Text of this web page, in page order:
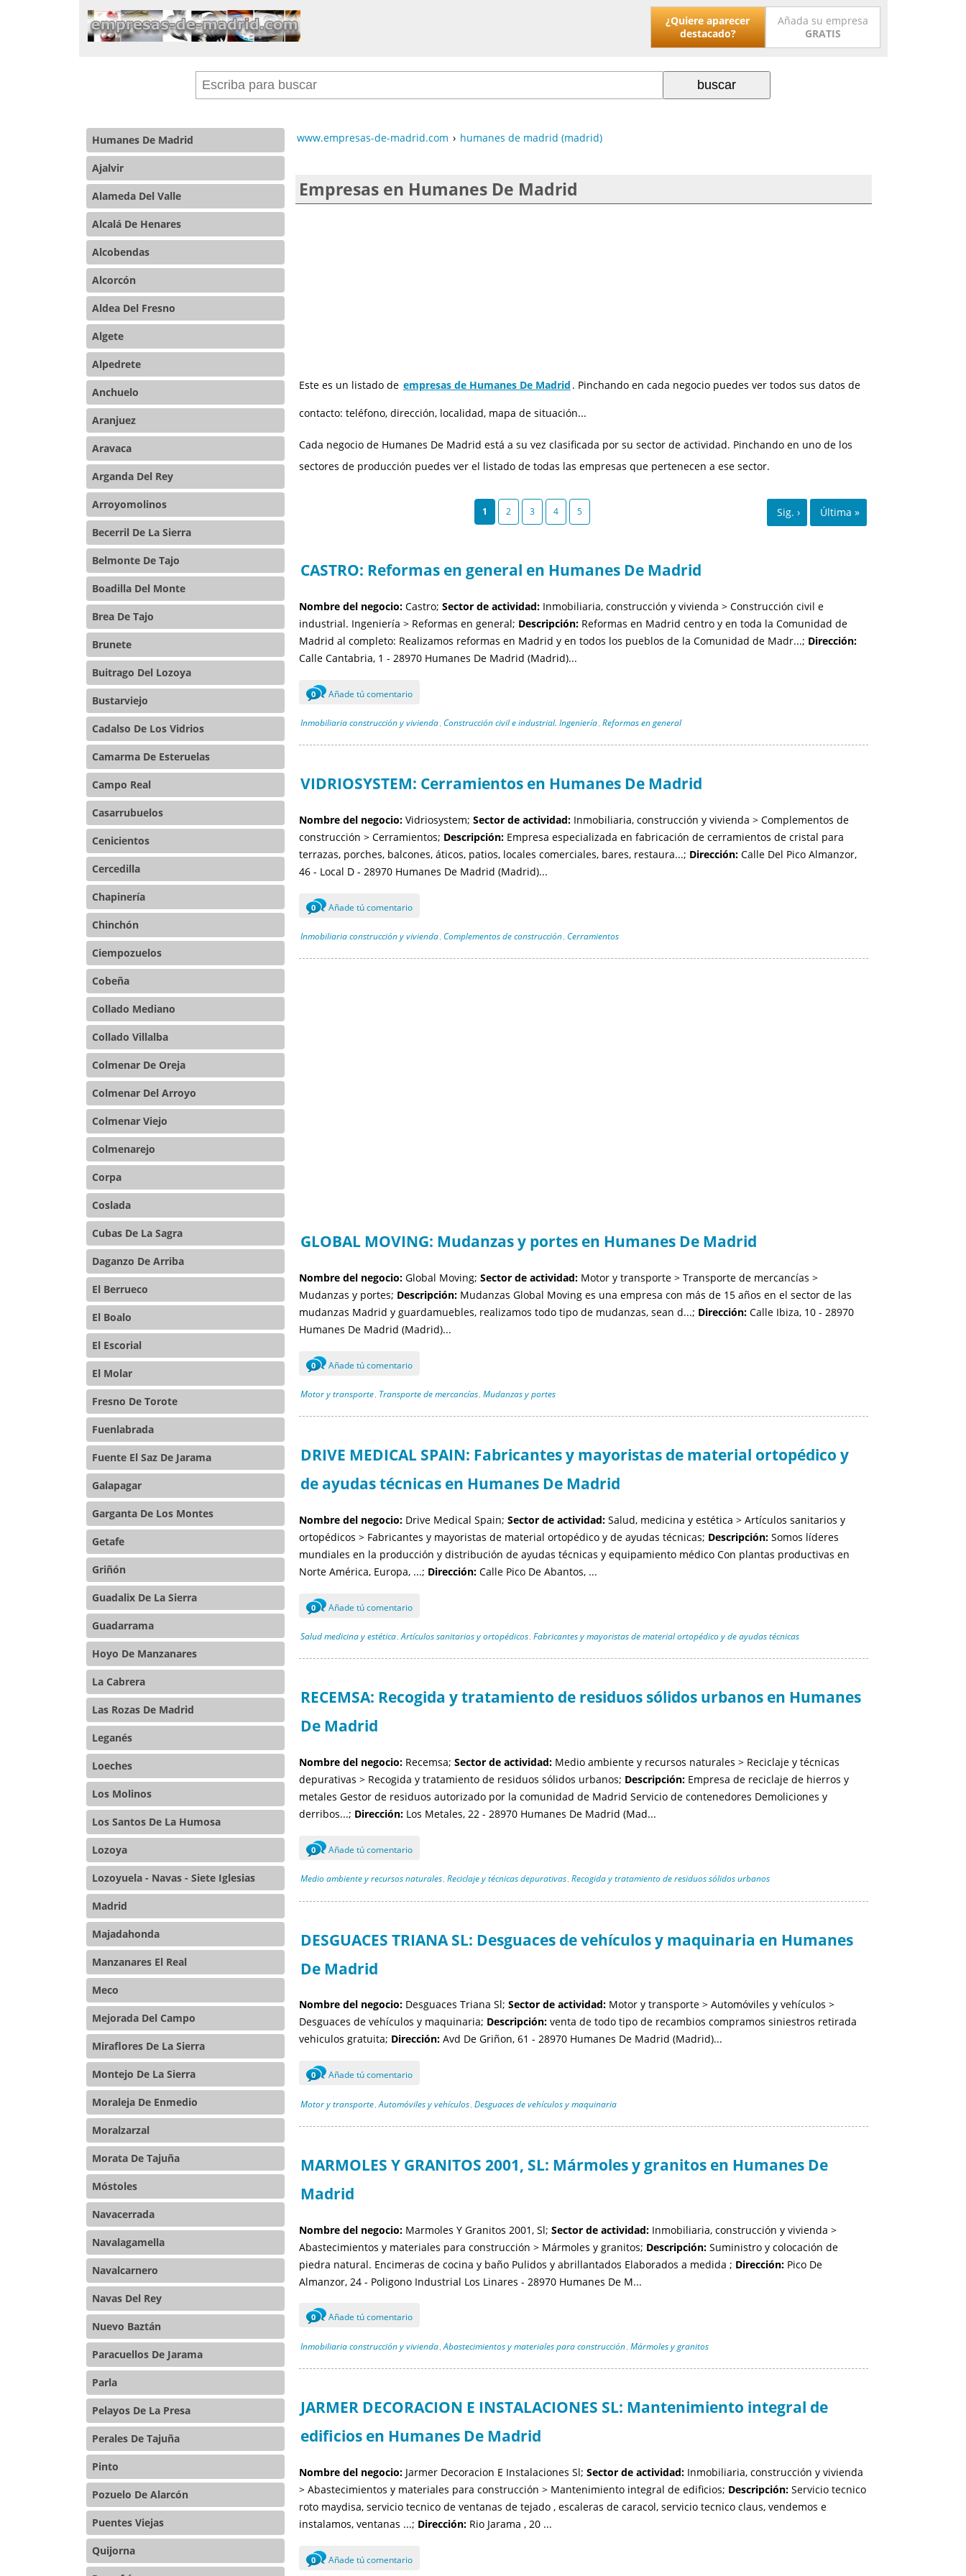
¿Quiere aparecer
destacado?
Añada su empresa
GRATIS
Humanes De Madrid
Ajalvir
Alameda Del Valle
Alcalá De Henares
Alcobendas
Alcorcón
Aldea Del Fresno
Algete
Alpedrete
Anchuelo
Aranjuez
Aravaca
Arganda Del Rey
Arroyomolinos
Becerril De La Sierra
Belmonte De Tajo
Boadilla Del Monte
Brea De Tajo
Brunete
Buitrago Del Lozoya
Bustarviejo
Cadalso De Los Vidrios
Camarma De Esteruelas
Campo Real
Casarrubuelos
Cenicientos
Cercedilla
Chapinería
Chinchón
Ciempozuelos
Cobeña
Collado Mediano
Collado Villalba
Colmenar De Oreja
Colmenar Del Arroyo
Colmenar Viejo
Colmenarejo
Corpa
Coslada
Cubas De La Sagra
Daganzo De Arriba
El Berrueco
El Boalo
El Escorial
El Molar
Fresno De Torote
Fuenlabrada
Fuente El Saz De Jarama
Galapagar
Garganta De Los Montes
Getafe
Griñón
Guadalix De La Sierra
Guadarrama
Hoyo De Manzanares
La Cabrera
Las Rozas De Madrid
Leganés
Loeches
Los Molinos
Los Santos De La Humosa
Lozoya
Lozoyuela - Navas - Siete Iglesias
Madrid
Majadahonda
Manzanares El Real
Meco
Mejorada Del Campo
Miraflores De La Sierra
Montejo De La Sierra
Moraleja De Enmedio
Moralzarzal
Morata De Tajuña
Móstoles
Navacerrada
Navalagamella
Navalcarnero
Navas Del Rey
Nuevo Baztán
Paracuellos De Jarama
Parla
Pelayos De La Presa
Perales De Tajuña
Pinto
Pozuelo De Alarcón
Puentes Viejas
Quijorna
www.empresas-de-madrid.com › humanes de madrid (madrid)
Empresas en Humanes De Madrid
Este es un listado de empresas de Humanes De Madrid . Pinchando en cada negocio puedes ver todos sus datos de
contacto: teléfono, dirección, localidad, mapa de situación...
Cada negocio de Humanes De Madrid está a su vez clasificada por su sector de actividad. Pinchando en uno de los
sectores de producción puedes ver el listado de todas las empresas que pertenecen a ese sector.
1 2 3 4 5
CASTRO: Reformas en general en Humanes De Madrid
Nombre del negocio:Castro; Sector de actividad:Inmobiliaria, construcción y vivienda > Construcción civil e
industrial. Ingeniería > Reformas en general; Descripción:Reformas en Madrid centro y en toda la Comunidad de
Madrid al completo: Realizamos reformas en Madrid y en todos los pueblos de la Comunidad de Madr...; Dirección:
Calle Cantabria, 1 - 28970 Humanes De Madrid (Madrid)...
0 Añade tú comentario
Inmobiliaria construcción y vivienda , Construcción civil e industrial. Ingeniería , Reformas en general
VIDRIOSYSTEM: Cerramientos en Humanes De Madrid
Nombre del negocio:Vidriosystem; Sector de actividad:Inmobiliaria, construcción y vivienda > Complementos de
construcción > Cerramientos; Descripción:Empresa especializada en fabricación de cerramientos de cristal para
terrazas, porches, balcones, áticos, patios, locales comerciales, bares, restaura...; Dirección:Calle Del Pico Almanzor,
46 - Local D - 28970 Humanes De Madrid (Madrid)...
0 Añade tú comentario
Inmobiliaria construcción y vivienda , Complementos de construcción , Cerramientos
GLOBAL MOVING: Mudanzas y portes en Humanes De Madrid
Nombre del negocio:Global Moving; Sector de actividad:Motor y transporte > Transporte de mercancías >
Mudanzas y portes; Descripción:Mudanzas Global Moving es una empresa con más de 15 años en el sector de las
mudanzas Madrid y guardamuebles, realizamos todo tipo de mudanzas, sean d...; Dirección:Calle Ibiza, 10 - 28970
Humanes De Madrid (Madrid)...
0 Añade tú comentario
Motor y transporte , Transporte de mercancías , Mudanzas y portes
DRIVE MEDICAL SPAIN: Fabricantes y mayoristas de material ortopédico y
de ayudas técnicas en Humanes De Madrid
Nombre del negocio:Drive Medical Spain; Sector de actividad:Salud, medicina y estética > Artículos sanitarios y
ortopédicos > Fabricantes y mayoristas de material ortopédico y de ayudas técnicas; Descripción:Somos líderes
mundiales en la producción y distribución de ayudas técnicas y equipamiento médico Con plantas productivas en
Norte América, Europa, ...; Dirección:Calle Pico De Abantos, ...
0 Añade tú comentario
Salud medicina y estética , Artículos sanitarios y ortopédicos , Fabricantes y mayoristas de material ortopédico y de ayudas técnicas
RECEMSA: Recogida y tratamiento de residuos sólidos urbanos en Humanes
De Madrid
Nombre del negocio:Recemsa; Sector de actividad:Medio ambiente y recursos naturales > Reciclaje y técnicas
depurativas > Recogida y tratamiento de residuos sólidos urbanos; Descripción:Empresa de reciclaje de hierros y
metales Gestor de residuos autorizado por la comunidad de Madrid Servicio de contenedores Demoliciones y
derribos...; Dirección:Los Metales, 22 - 28970 Humanes De Madrid (Mad...
0 Añade tú comentario
Medio ambiente y recursos naturales , Reciclaje y técnicas depurativas , Recogida y tratamiento de residuos sólidos urbanos
DESGUACES TRIANA SL: Desguaces de vehículos y maquinaria en Humanes
De Madrid
Nombre del negocio:Desguaces Triana Sl; Sector de actividad:Motor y transporte > Automóviles y vehículos >
Desguaces de vehículos y maquinaria; Descripción:venta de todo tipo de recambios compramos siniestros retirada
vehiculos gratuita; Dirección:Avd De Griñon, 61 - 28970 Humanes De Madrid (Madrid)...
0 Añade tú comentario
Motor y transporte Automóviles y vehículos Desguaces de vehículos y maquinaria
MARMOLES Y GRANITOS 2001, SL: Mármoles y granitos en Humanes De
Madrid
Nombre del negocio:Marmoles Y Granitos 2001, Sl; Sector de actividad:Inmobiliaria, construcción y vivienda >
Abastecimientos y materiales para construcción > Mármoles y granitos; Descripción:Suministro y colocación de
piedra natural. Encimeras de cocina y baño Pulidos y abrillantados Elaborados a medida ; Dirección:Pico De
Almanzor, 24 - Poligono Industrial Los Linares - 28970 Humanes De M...
0 Añade tú comentario
Inmobiliaria construcción y vivienda , Abastecimientos y materiales para construcción , Mármoles y granitos
JARMER DECORACION E INSTALACIONES SL: Mantenimiento integral de
edificios en Humanes De Madrid
Nombre del negocio:Jarmer Decoracion E Instalaciones Sl; Sector de actividad:Inmobiliaria, construcción y vivienda
> Abastecimientos y materiales para construcción > Mantenimiento integral de edificios; Descripción:Servicio tecnico
roto maydisa, servicio tecnico de ventanas de tejado , escaleras de caracol, servicio tecnico claus, vendemos e
instalamos, ventanas ...; Dirección:Rio Jarama , 20 ...
0 Añade tú comentario